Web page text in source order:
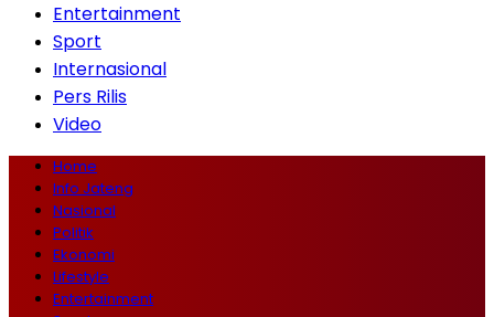
Entertainment
Sport
Internasional
Pers Rilis
Video
Home
Info Jateng
Nasional
Politik
Ekonomi
Lifestyle
Entertainment